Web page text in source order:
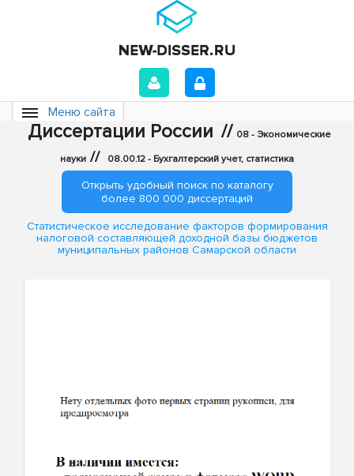
Меню сайта
Диссертации России // 08 - Экономические
науки // 08.00.12 - Бухгалтерский учет, статистика
Открыть удобный поиск по каталогу
более 800 000 диссертаций
Статистическое исследование факторов формирования
налоговой составляющей доходной базы бюджетов
муниципальных районов Самарской области